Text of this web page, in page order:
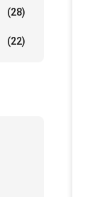
(28)
(22)